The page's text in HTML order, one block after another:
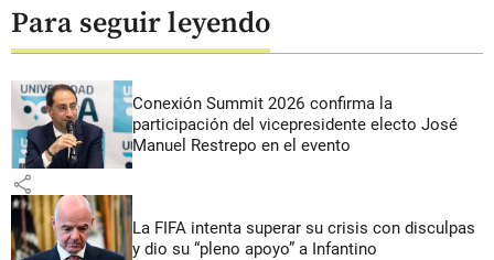
Para seguir leyendo
Conexión Summit 2026 confirma la
participación del vicepresidente electo José
Manuel Restrepo en el evento
share
La FIFA intenta superar su crisis con disculpas
y dio su “pleno apoyo” a Infantino